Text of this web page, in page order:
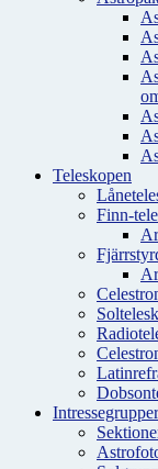
Teleskopen
Finn-
Intressegrupper